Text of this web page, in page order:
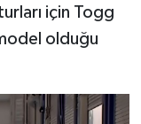
için Togg
olduğu